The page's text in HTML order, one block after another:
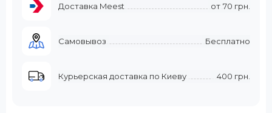
Доставка Meest от 70 грн.
Самовывоз Бесплатно
Курьерская доставка по Киеву 400 грн.